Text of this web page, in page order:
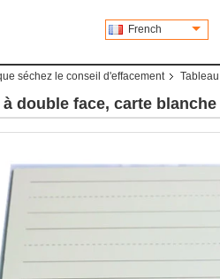
French
séchez le conseil d'effacement
double face, carte